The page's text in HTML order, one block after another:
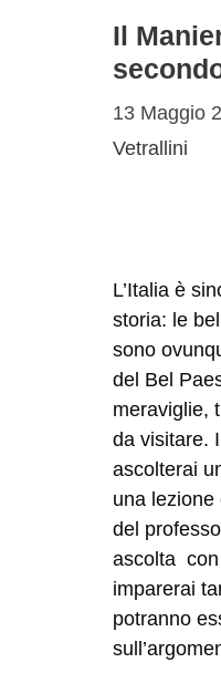
Il
13 Maggio
Vetrallini
L’Italia è
storia: le
sono
del Bel
meraviglie,
da visitare.
ascolterai
una lezione
del
ascolta
imparerai
potranno